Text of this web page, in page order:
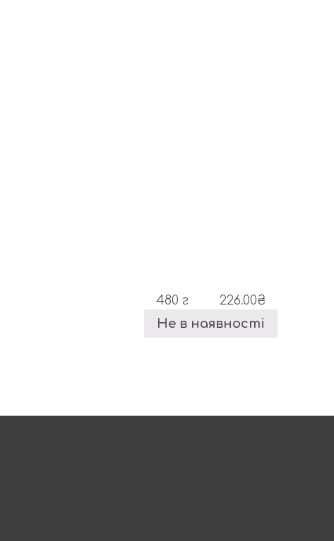
480 г 226.00₴
Не в наявності